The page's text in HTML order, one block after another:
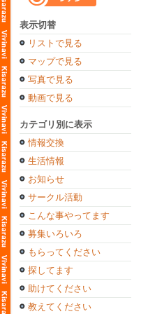
表示切替
リストで見る
マップで見る
写真で見る
動画で見る
カテゴリ別に表示
情報交換
生活情報
お知らせ
サークル活動
こんな事やってます
募集いろいろ
もらってください
探してます
助けてください
教えてください